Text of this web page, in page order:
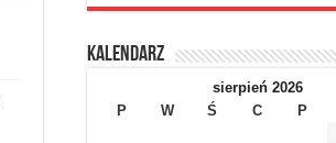
Kalendarz
sierpień 2026
P
W Ś C P